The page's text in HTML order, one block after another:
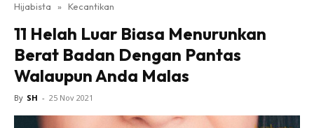
Hijabista » Kecantikan
11 Helah Luar Biasa Menurunkan
Berat Badan Dengan Pantas
Walaupun Anda Malas
By SH - 25 Nov 2021